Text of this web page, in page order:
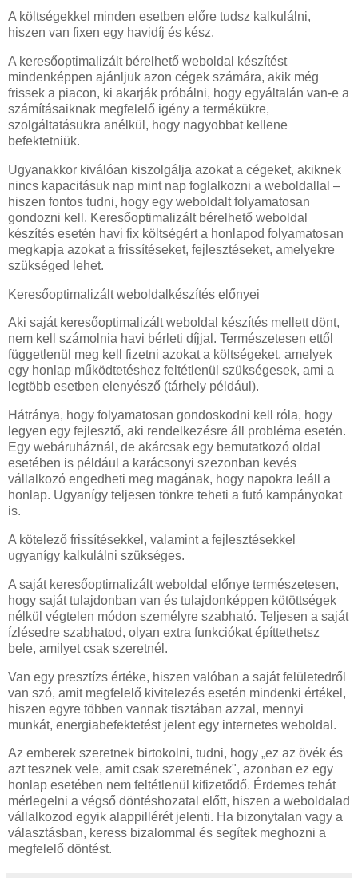
A költségekkel minden esetben előre tudsz kalkulálni,
hiszen van fixen egy havidíj és kész.
A keresőoptimalizált bérelhető weboldal készítést
mindenképpen ajánljuk azon cégek számára, akik még
frissek a piacon, ki akarják próbálni, hogy egyáltalán van-e a
számításaiknak megfelelő igény a termékükre,
szolgáltatásukra anélkül, hogy nagyobbat kellene
befektetniük.
Ugyanakkor kiválóan kiszolgálja azokat a cégeket, akiknek
nincs kapacitásuk nap mint nap foglalkozni a weboldallal –
hiszen fontos tudni, hogy egy weboldalt folyamatosan
gondozni kell. Keresőoptimalizált bérelhető weboldal
készítés esetén havi fix költségért a honlapod folyamatosan
megkapja azokat a frissítéseket, fejlesztéseket, amelyekre
szükséged lehet.
Keresőoptimalizált weboldalkészítés előnyei
Aki saját keresőoptimalizált weboldal készítés mellett dönt,
nem kell számolnia havi bérleti díjjal. Természetesen ettől
függetlenül meg kell fizetni azokat a költségeket, amelyek
egy honlap működtetéshez feltétlenül szükségesek, ami a
legtöbb esetben elenyésző (tárhely például).
Hátránya, hogy folyamatosan gondoskodni kell róla, hogy
legyen egy fejlesztő, aki rendelkezésre áll probléma esetén.
Egy webáruháznál, de akárcsak egy bemutatkozó oldal
esetében is például a karácsonyi szezonban kevés
vállalkozó engedheti meg magának, hogy napokra leáll a
honlap. Ugyanígy teljesen tönkre teheti a futó kampányokat
is.
A kötelező frissítésekkel, valamint a fejlesztésekkel
ugyanígy kalkulálni szükséges.
A saját keresőoptimalizált weboldal előnye természetesen,
hogy saját tulajdonban van és tulajdonképpen kötöttségek
nélkül végtelen módon személyre szabható. Teljesen a saját
ízlésedre szabhatod, olyan extra funkciókat építtethetsz
bele, amilyet csak szeretnél.
Van egy presztízs értéke, hiszen valóban a saját felületedről
van szó, amit megfelelő kivitelezés esetén mindenki értékel,
hiszen egyre többen vannak tisztában azzal, mennyi
munkát, energiabefektetést jelent egy internetes weboldal.
Az emberek szeretnek birtokolni, tudni, hogy „ez az övék és
azt tesznek vele, amit csak szeretnének", azonban ez egy
honlap esetében nem feltétlenül kifizetődő. Érdemes tehát
mérlegelni a végső döntéshozatal előtt, hiszen a weboldalad
vállalkozod egyik alappillérét jelenti. Ha bizonytalan vagy a
választásban, keress bizalommal és segítek meghozni a
megfelelő döntést.